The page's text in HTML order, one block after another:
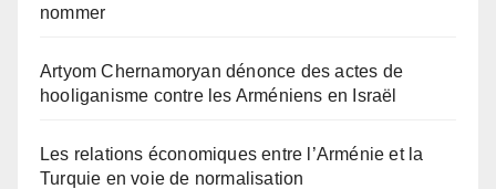
nommer
Artyom Chernamoryan dénonce des actes de
hooliganisme contre les Arméniens en Israël
Les relations économiques entre l’Arménie et la
Turquie en voie de normalisation